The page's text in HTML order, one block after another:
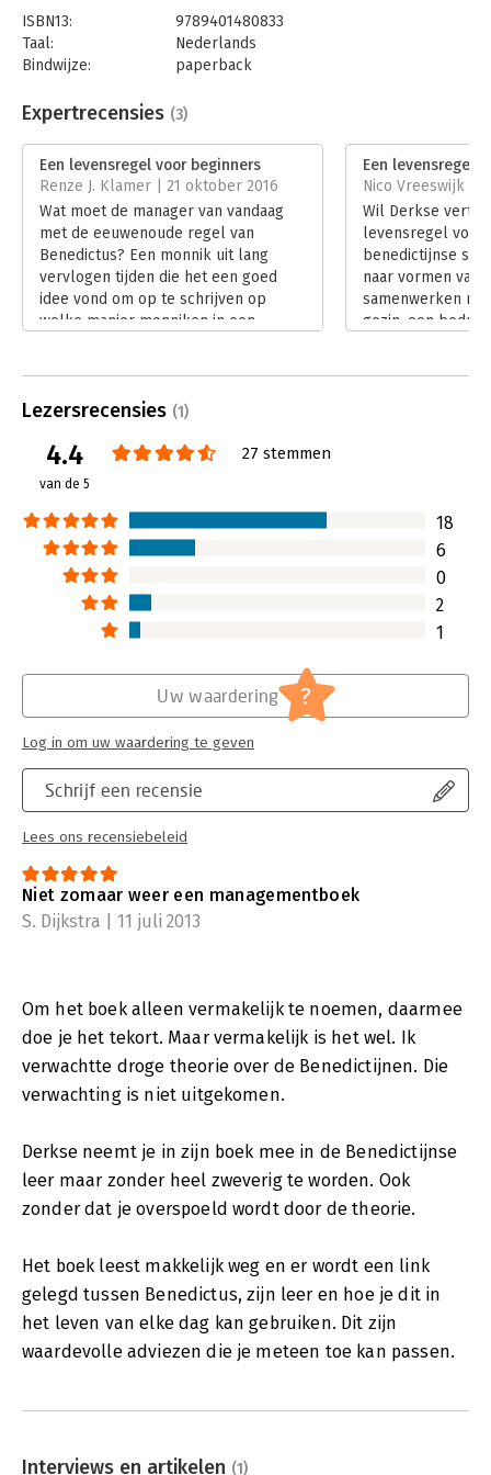
ISBN13:
9789401480833
Taal:
Nederlands
Bindwijze:
paperback
Uitgever:
Lannoo
Verschijningsdatum:
19-10-2021
Hoofdrubriek: Religie
Expertrecensies (3)
Een levensregel voor beginners
Renze J. Klamer | 21 oktober 2016
Wat moet de manager van vandaag
met de eeuwenoude regel van
Benedictus? Een monnik uit lang
vervlogen tijden die het een goed
idee vond om op te schrijven op
welke manier monniken in een
Een levensregel
Nico Vreeswijk |
Wil Derkse
levensregel voor
benedictijnse
naar vormen van
samenwerken
gezin, een bedrijf
worth doing it
Management!
Lees verder
Lezersrecensies (1)
4.4
van de 5
27 stemmen
18
6
0
2
1
Schrijf een recensie
Lees ons recensiebeleid
Uw waardering ?
Log in om uw waardering te geven
Niet zomaar weer een managementboek
S. Dijkstra | 11 juli 2013
Om het boek alleen vermakelijk te noemen, daarmee
doe je het tekort. Maar vermakelijk is het wel. Ik
verwachtte droge theorie over de Benedictijnen. Die
verwachting is niet uitgekomen.
Derkse neemt je in zijn boek mee in de Benedictijnse
leer maar zonder heel zweverig te worden. Ook
zonder dat je overspoeld wordt door de theorie.
Het boek leest makkelijk weg en er wordt een link
gelegd tussen Benedictus, zijn leer en hoe je dit in
het leven van elke dag kan gebruiken. Dit zijn
waardevolle adviezen die je meteen toe kan passen.
Interviews en artikelen (1)